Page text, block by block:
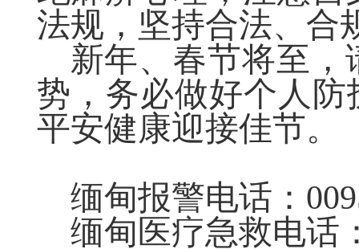
法规，坚持合法、合
新年、春节将至
势，务必做好个人防
平安健康迎接佳节。
缅甸报警电话：
缅甸医疗急救电话